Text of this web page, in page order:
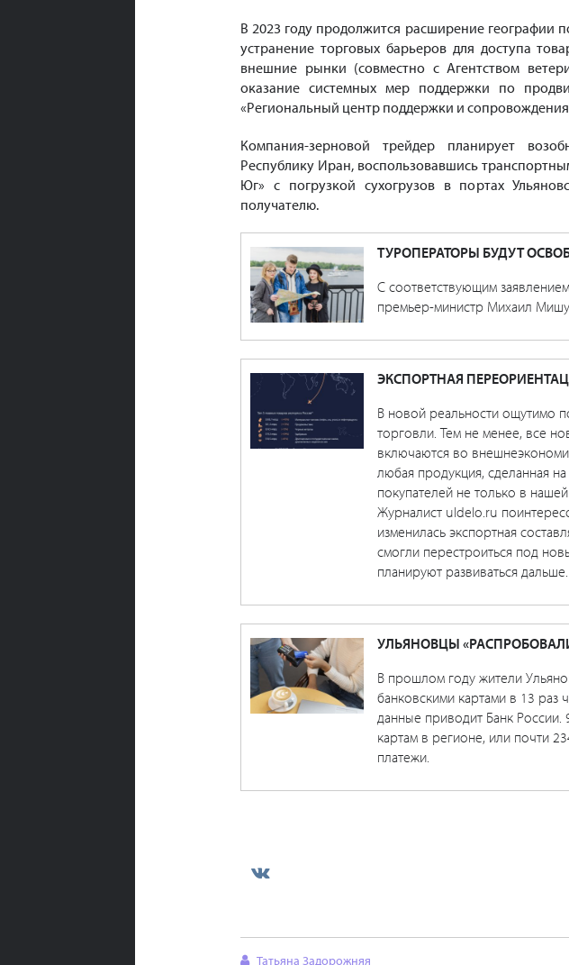
В 2023 году продолжится расширение географии
устранение торговых барьеров для доступа
внешние рынки (совместно с Агентством
оказание системных мер поддержки по
«Региональный центр поддержки и
Компания-зерновой трейдер планирует
Республику Иран, воспользовавшись
Юг» с погрузкой сухогрузов в портах
получателю.
ТУРОПЕРАТОРЫ БУДУТ
С соответствующим
премьер-министр Михаил
ЭКСПОРТНАЯ
В новой реальности ощутимо
торговли. Тем не менее, все
включаются во
любая продукция, сделанная
покупателей не только в
Журналист uldelo.ru
изменилась экспортная
смогли перестроиться под
планируют развиваться дальше.
УЛЬЯНОВЦЫ
В прошлом году жители
банковскими картами в 13 раз
данные приводит Банк России.
картам в регионе, или почти
платежи.
Татьяна Задорожняя